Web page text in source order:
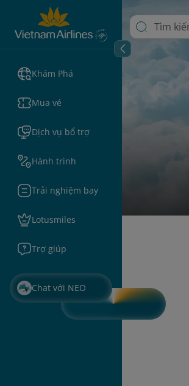
Khám Phá
Mua vé
Dịch vụ bổ trợ
Hành trình
Trải nghiệm bay
Lotusmiles
Trợ giúp
Chat với NEO